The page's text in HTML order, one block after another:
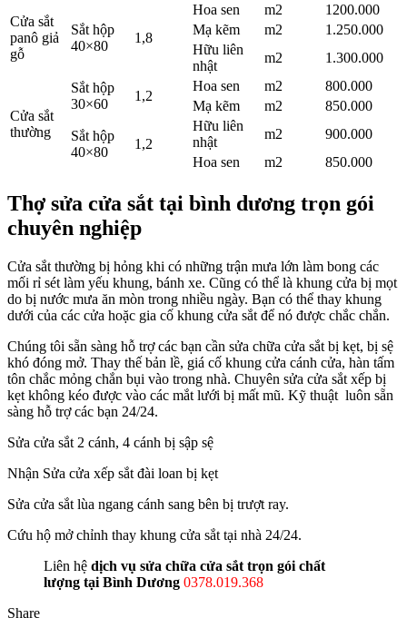
Cửa sắt
panô giả
gỗ
Sắt hộp
40×80
1,8
Hoa sen m2
1200.000
Mạ kẽm
m2
1.250.000
Hữu liên
nhật
m2 1.300.000
Cửa sắt
thường
Sắt hộp
30×60
1,2
Hoa sen m2
800.000
Mạ kẽm
m2
850.000
Sắt hộp
40×80
1,2
Hữu liên
nhật
m2
900.000
Hoa sen
m2 850.000
Thợ sửa cửa sắt tại bình dương trọn gói
chuyên nghiệp
Cửa sắt thường bị hỏng khi có những trận mưa lớn làm bong các
mối rỉ sét làm yếu khung, bánh xe. Cũng có thể là khung cửa bị mọt
do bị nước mưa ăn mòn trong nhiều ngày. Bạn có thể thay khung
dưới của các cửa hoặc gia cố khung cửa sắt để nó được chắc chắn.
Chúng tôi sẵn sàng hỗ trợ các bạn cần sửa chữa cửa sắt bị kẹt, bị sệ
khó đóng mở. Thay thế bản lề, giá cố khung cửa cánh cửa, hàn tấm
tôn chắc mỏng chắn bụi vào trong nhà. Chuyên sửa cửa sắt xếp bị
kẹt không kéo được vào các mắt lưới bị mất mũ. Kỹ thuật luôn sẵn
sàng hỗ trợ các bạn 24/24.
Sửa cửa sắt 2 cánh, 4 cánh bị sập sệ
Nhận Sửa cửa xếp sắt đài loan bị kẹt
Sửa cửa sắt lùa ngang cánh sang bên bị trượt ray.
Cứu hộ mở chỉnh thay khung cửa sắt tại nhà 24/24.
Liên hệ dịch vụ sửa chữa cửa sắt trọn gói chất
lượng tại Bình Dương 0378.019.368
Share